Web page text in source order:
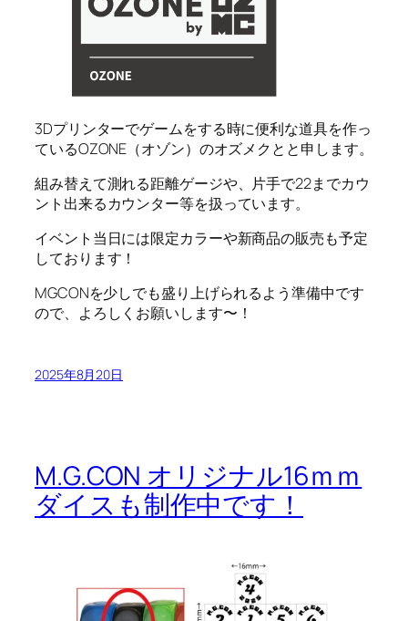
3Dプリンターでゲームをする時に便利な道具を作っ
ているOZONE（オゾン）のオズメクとと申します。
組み替えて測れる距離ゲージや、片手で22までカウ
ント出来るカウンター等を扱っています。
イベント当日には限定カラーや新商品の販売も予定
しております！
MGCONを少しでも盛り上げられるよう準備中です
ので、よろしくお願いします〜！
2025年8月20日
M.G.CON オリジナル16ｍｍ
ダイスも制作中です！